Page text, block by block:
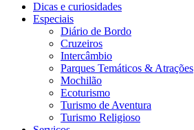
Dicas e curiosidades
Especiais
Diário de Bordo
Cruzeiros
Intercâmbio
Parques Temáticos & Atrações
Mochilão
Ecoturismo
Turismo de Aventura
Turismo Religioso